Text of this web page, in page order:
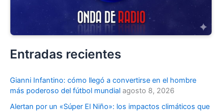
Entradas recientes
Gianni Infantino: cómo llegó a convertirse en el hombre
más poderoso del fútbol mundial agosto 8, 2026
Alertan por un «Súper El Niño»: los impactos climáticos que